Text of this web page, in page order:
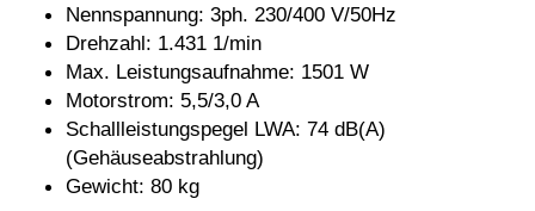
Nennspannung: 3ph. 230/400 V/50Hz
Drehzahl: 1.431 1/min
Max. Leistungsaufnahme: 1501 W
Motorstrom: 5,5/3,0 A
Schallleistungspegel LWA: 74 dB(A)
(Gehäuseabstrahlung)
Gewicht: 80 kg